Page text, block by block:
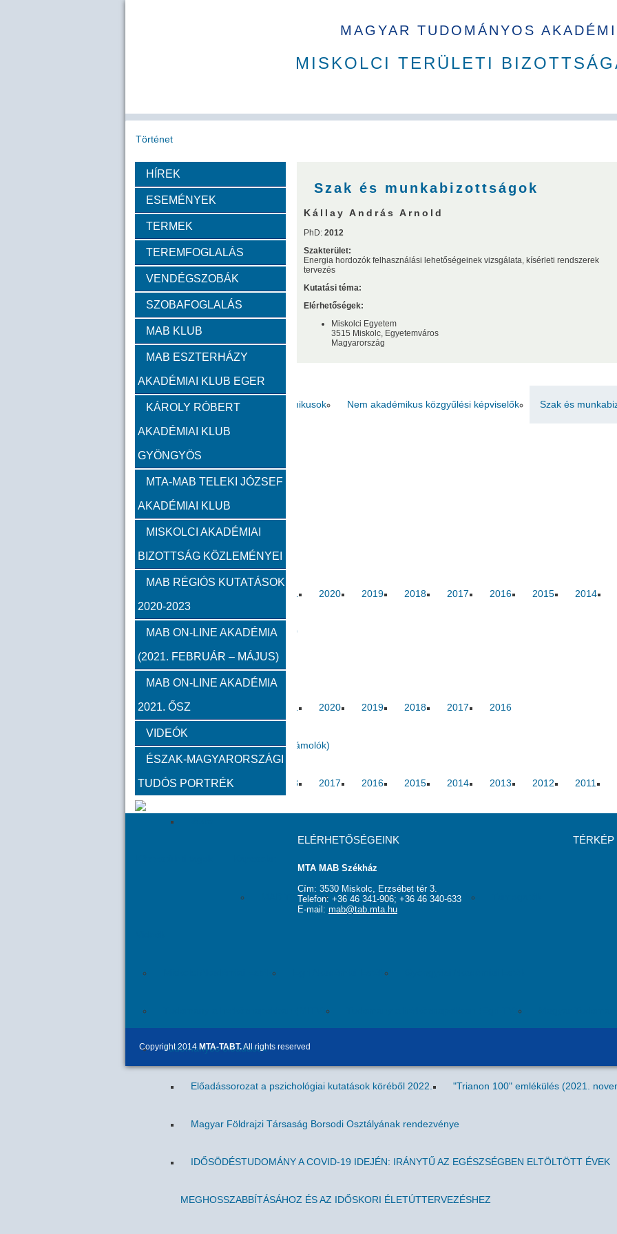
MAGYAR TUDOMÁNYOS
MISKOLCI TERÜLETI
Történet
Köszöntő
Díjazottak
Tudós arcképek
Csókás János Geleji Sándor Sályi István
Zambó János Takács Ernő
Választott vezetők Akadémikusok Nem akadémikus közgyűlési képviselők Szak és
Közérdekű információk
SZMSZ
Alapítvány
2020 2019 2018 2017 2016 2015 2014
2012 2011 2010
Közgyűlések
2020 2019 2018 2017 2016
Határon túli kapcsolatok (beszámolók)
2020 2018 2017 2016 2015 2014 2013 2012 2011
MAB Titkárság Elnökség Hasznos linkek
Tudományos előadások
Előadássorozat a pszichológiai kutatások köréből 2022. "Trianon 100" emlékülés (2021.
Magyar Földrajzi Társaság Borsodi Osztályának rendezvénye
IDŐSÖDÉSTUDOMÁNY A COVID-19 IDEJÉN: IRÁNYTŰ AZ EGÉSZSÉGBEN ELTÖLTÖTT ÉVEK
MEGHOSSZABBÍTÁSÁHOZ ÉS AZ IDŐSKORI ÉLETÚTTERVEZÉSHEZ
HÍREK
ESEMÉNYEK
TERMEK
TEREMFOGLALÁS
VENDÉGSZOBÁK
SZOBAFOGLALÁS
MAB KLUB
MAB ESZTERHÁZY
AKADÉMIAI KLUB EGER
KÁROLY RÓBERT
AKADÉMIAI KLUB
GYÖNGYÖS
MTA-MAB TELEKI JÓZSEF
AKADÉMIAI KLUB
MISKOLCI AKADÉMIAI
BIZOTTSÁG KÖZLEMÉNYEI
MAB RÉGIÓS KUTATÁSOK
2020-2023
MAB ON-LINE AKADÉMIA
(2021. FEBRUÁR – MÁJUS)
MAB ON-LINE AKADÉMIA
2021. ŐSZ
VIDEÓK
ÉSZAK-MAGYARORSZÁGI
TUDÓS PORTRÉK
Szak és munkabizottságok
Kállay András Arnold
PhD: 2012
Szakterület:
Energia hordozók felhasználási lehetőségeinek vizsgálata, kísérleti rendszerek
tervezés
Kutatási téma:
Elérhetőségek:
Miskolci Egyetem
3515 Miskolc, Egyetemváros
Magyarország
ELÉRHETŐSÉGEINK
MTA MAB Székház
Cím: 3530 Miskolc, Erzsébet tér 3.
Telefon: +36 46 341-906; +36 46 340-633
E-mail: mab@tab.mta.hu
TÉRKÉP
Copyright 2014 MTA-TABT.All rights reserved